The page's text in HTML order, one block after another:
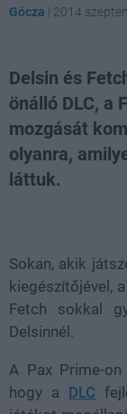
Gócza | 2014
Delsin és
önálló DLC, a
mozgását
olyanra,
láttuk.
Sokan, akik
kiegészítőjével,
Fetch sokkal
Delsinnél.
A Pax Prime-
hogy a DLC